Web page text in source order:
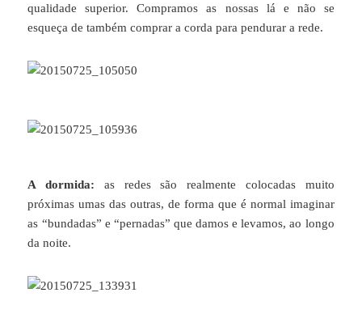
qualidade superior. Compramos as nossas lá e não se
esqueça de também comprar a corda para pendurar a rede.
A dormida: as redes são realmente colocadas muito
próximas umas das outras, de forma que é normal imaginar
as “bundadas” e “pernadas” que damos e levamos, ao longo
da noite.